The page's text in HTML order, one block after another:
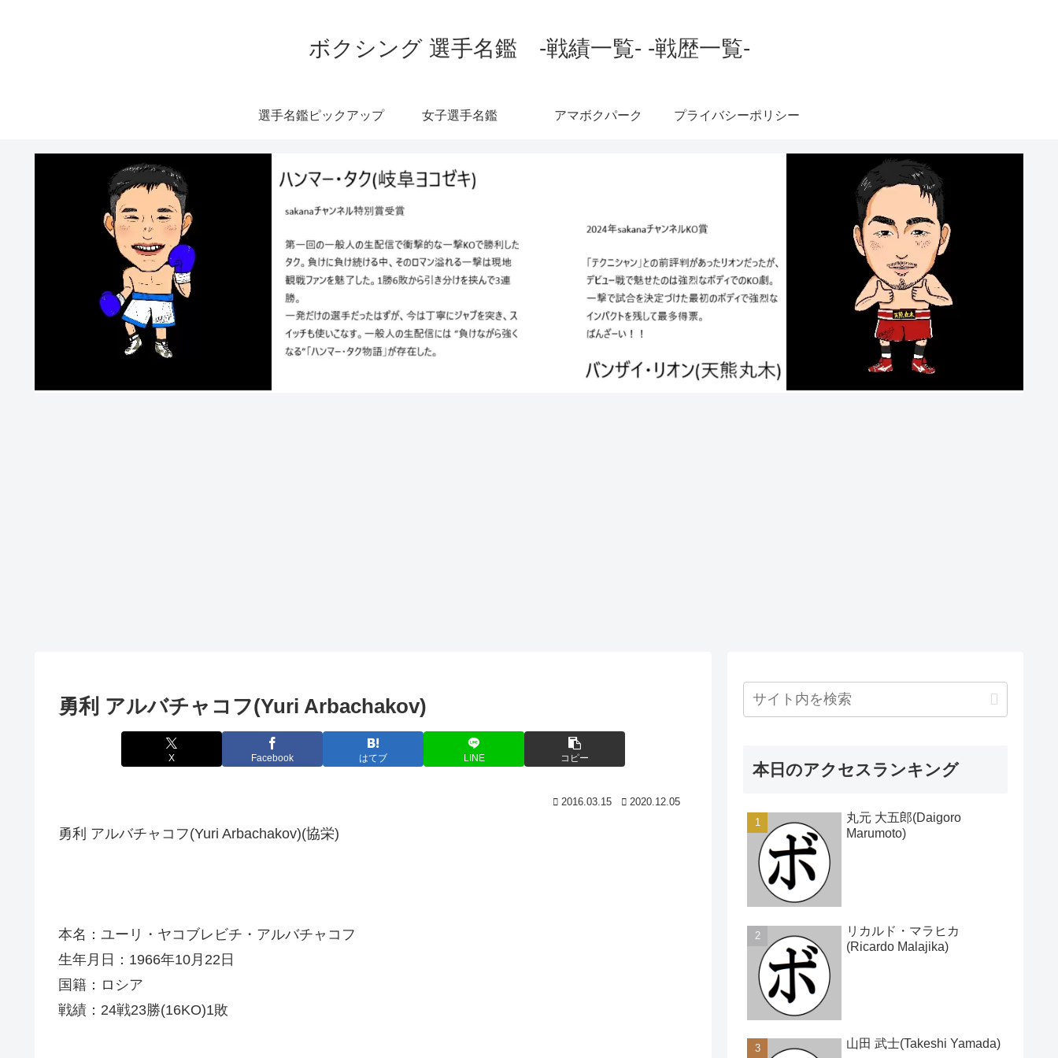
ボクシング 選手名鑑 -戦績一覧- -戦歴一覧-
選手名鑑ピックアップ 女子選手名鑑 アマボクパーク プライバシーポリシー
勇利 アルバチャコフ(Yuri Arbachakov)
X Facebook はてブ LINE コピー
2016.03.15 2020.12.05
勇利 アルバチャコフ(Yuri Arbachakov)(協栄)
本名：ユーリ・ヤコブレビチ・アルバチャコフ
生年月日：1966年10月22日
国籍：ロシア
戦績：24戦23勝(16KO)1敗
本日のアクセスランキング
丸元 大五郎(Daigoro
Marumoto)
リカルド・マラヒカ
(Ricardo Malajika)
山田 武士(Takeshi Yamada)